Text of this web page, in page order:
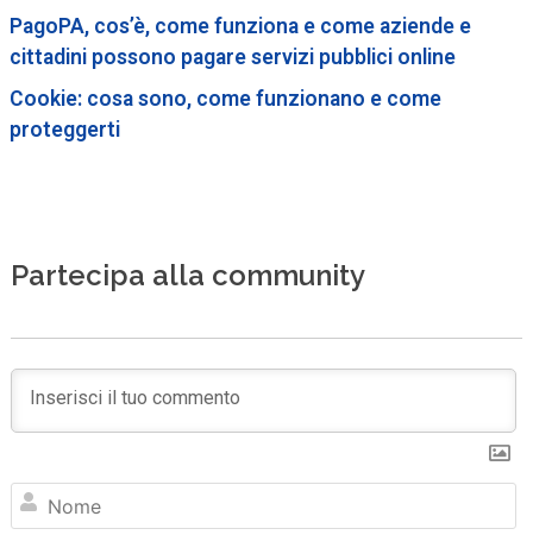
PagoPA, cos’è, come funziona e come aziende e
cittadini possono pagare servizi pubblici online
Cookie: cosa sono, come funzionano e come
proteggerti
Partecipa alla community